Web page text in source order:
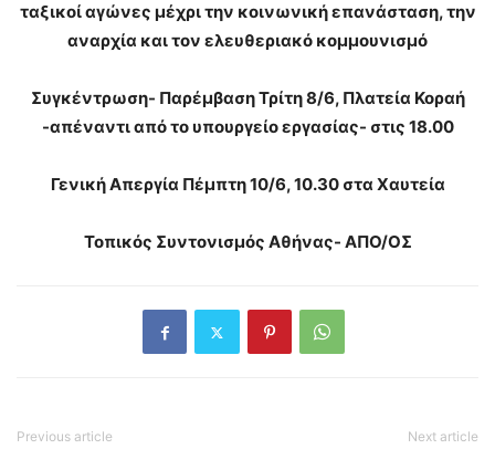
ταξικοί αγώνες μέχρι την κοινωνική επανάσταση, την
αναρχία και τον ελευθεριακό κομμουνισμό
Συγκέντρωση- Παρέμβαση Τρίτη 8/6, Πλατεία Κοραή
-απέναντι από το υπουργείο εργασίας- στις 18.00
Γενική Απεργία Πέμπτη 10/6, 10.30 στα Χαυτεία
Τοπικός Συντονισμός Αθήνας- ΑΠΟ/ΟΣ
Previous article Next article